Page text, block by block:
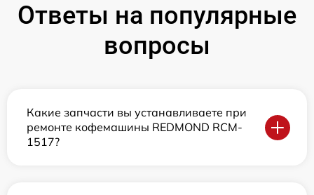
Ответы на популярные
вопросы
Какие запчасти вы устанавливаете при
ремонте кофемашины REDMOND RCM-
1517?